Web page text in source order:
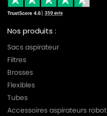
Nos produits :
Sacs aspirateur
Filtres
Brosses
Flexibles
Tubes
Accessoires aspirateurs robot